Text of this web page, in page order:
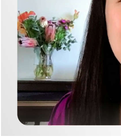
Liebe und Hass – Was ist Größe?